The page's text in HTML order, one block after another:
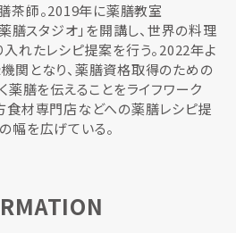
茶師。2019年に薬膳教室
スタジオ」を開講し、世界の料理
れたレシピ提案を行う。2022年よ
関となり、薬膳資格取得のための
薬膳を伝えることをライフワーク
食材専門店などへの薬膳レシピ提
幅を広げている。